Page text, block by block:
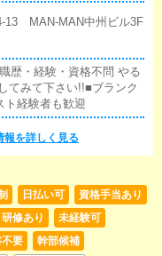
企画を提案していただき
】【お客様のリピート率
店数の増加】など、売上U
ていただきます。■キャス
ているキャストの方が稼
使ったPR（写メ日記）な
、ポータルサイト等の店
だきます。キャストの出
、ブログの更新時に簡単
りません。PCが苦手な人
備品管理お客様やキャス
だくため、店内の清掃や
ただきます。
13 MAN-MAN中州ビル3F
歴・経験・資格不問 やる
てみて下さい!!■ブランク
ト経験者も歓迎
報を詳しく見る
日払い可
資格手当あり
研修あり
未経験可
不要
幹部候補